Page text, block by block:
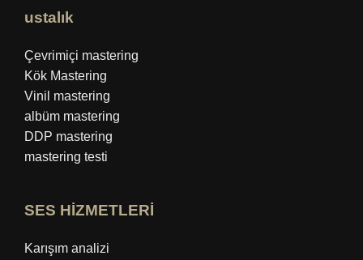
ustalık
Çevrimiçi mastering
Kök Mastering
Vinil mastering
albüm mastering
DDP mastering
mastering testi
SES HİZMETLERİ
Karışım analizi